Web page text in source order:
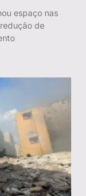
espaço nas
de